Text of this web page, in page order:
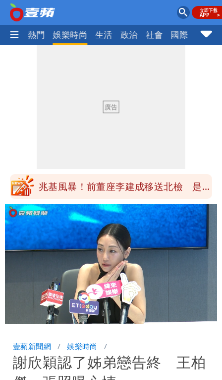
焦點 熱門 娛樂時尚 生活 政治 社會 國際 財經
很多謹慎判斷當時未被理解
陳時中給沈伯洋「3個建議」：別因選市
中哪來勇氣要別人道歉
兆基風暴！前董座李建成移送北檢 是否
聲押？交保？複訊後揭曉
慈濟買BNT遭詐10億元 蔡英文：政府
很多謹慎判斷當時未被理解
陳時中給沈伯洋「3個建議」：別因選市
長變猙獰，否則就跟對手一樣
Unmute Loaded
:
100.00%
壹蘋新聞網 娛樂時尚
謝欣穎認了姊弟戀告終 王柏